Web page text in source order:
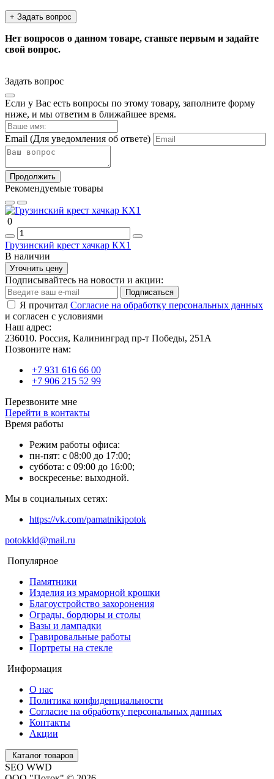
+ Задать вопрос
Нет вопросов о данном товаре, станьте первым и задайте
свой вопрос.
Задать вопрос
Если у Вас есть вопросы по этому товару, заполните форму
ниже, и мы ответим в ближайшее время.
Email (Для уведомления об ответе)
Продолжить
Рекомендуемые товары
0
Грузинский крест хачкар КХ1
В наличии
Уточнить цену
Подписывайтесь на новости и акции:
Подписаться
Я прочитал Согласие на обработку персональных данных
и согласен с условиями
Наш адрес:
236010. Россия, Калининград пр-т Победы, 251А
Позвоните нам:
+7 931 616 66 00
+7 906 215 52 99
Перезвоните мне
Перейти в контакты
Время работы
Режим работы офиса:
пн-пят: с 08:00 до 17:00;
суббота: с 09:00 до 16:00;
воскресенье: выходной.
Мы в социальных сетях:
https://vk.com/pamatnikipotok
potokkld@mail.ru
Популярное
Памятники
Изделия из мраморной крошки
Благоустройство захоронения
Ограды, бордюры и столы
Вазы и лампадки
Гравировальные работы
Портреты на стекле
Информация
О нас
Политика конфиденциальности
Согласие на обработку персональных данных
Контакты
Акции
Каталог товаров
SEO WWD